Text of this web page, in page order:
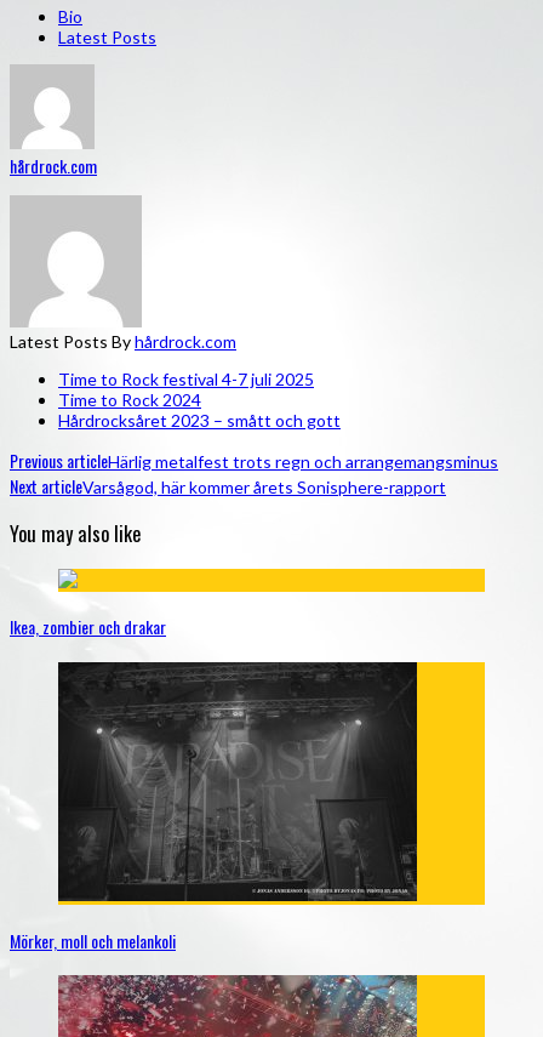
Bio
Latest Posts
hårdrock.com
Latest Posts Byhårdrock.com
Time to Rock festival 4-7 juli 2025
Time to Rock 2024
Hårdrocksåret 2023 – smått och gott
Previous articleHärlig metalfest trots regn och arrangemangsminus
Next articleVarsågod, här kommer årets Sonisphere-rapport
You may also like
Ikea, zombier och drakar
Mörker, moll och melankoli